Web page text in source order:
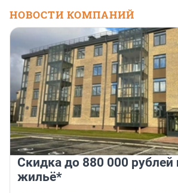
НОВОСТИ КОМПАНИЙ
Скидка до 880 000 рублей
жильё*